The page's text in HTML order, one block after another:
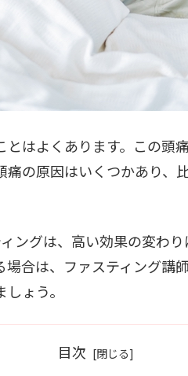
はよくあります。この頭
の原因はいくつかあり、
ングは、高い効果の変わり
合は、ファスティング講
ょう。
目次